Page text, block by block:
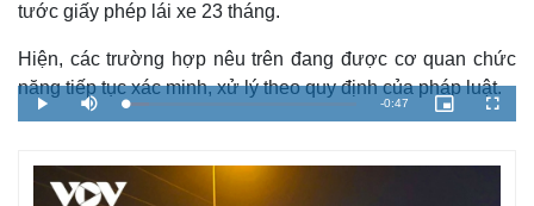
tước giấy phép lái xe 23 tháng.
Hiện, các trường hợp nêu trên đang được cơ quan chức
năng tiếp tục xác minh, xử lý theo quy định của pháp luật.
P
l
M
u
L
o
d
R
-0:47
P
i
r
F
u
c